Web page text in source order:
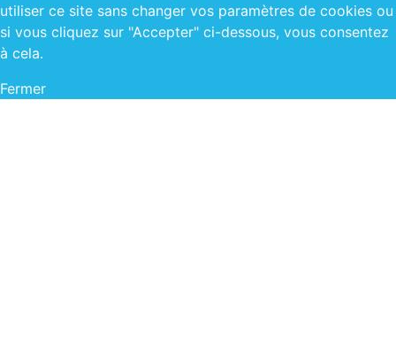
utiliser ce site sans changer vos paramètres de cookies ou
si vous cliquez sur "Accepter" ci-dessous, vous consentez
à cela.
Fermer